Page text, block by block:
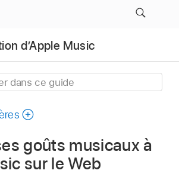
d’Apple Music
goûts musicaux à
sur le Web